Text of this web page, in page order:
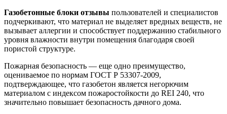
Газобетонные блоки отзывы пользователей и специалистов
подчеркивают, что материал не выделяет вредных веществ, не
вызывает аллергии и способствует поддержанию стабильного
уровня влажности внутри помещения благодаря своей
пористой структуре.
Пожарная безопасность — еще одно преимущество,
оцениваемое по нормам ГОСТ Р 53307-2009,
подтверждающее, что газобетон является негорючим
материалом с индексом пожаростойкости до REI 240, что
значительно повышает безопасность дачного дома.